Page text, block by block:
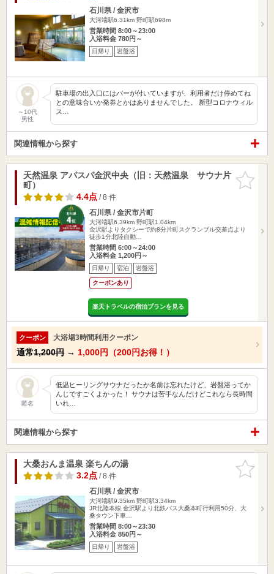
石川県 / 金沢市
大河端駅6.31km 野町駅698m
営業時間 8:00～23:00
入浴料金 780円～
日帰り 岩盤浴
～10代
男性
駐車場の出入口にはバーが付いていますが、利用者だけ停めてね
との意味合いか発券とかはありませんでした。 新型コロナウィル
ス…
関連情報から探す
お気に入
りに追加
天然温泉 アパスパ金沢中央（旧：天然温泉 サウナ片
町）
4.4点/ 8 件
石川県 / 金沢市片町
大河端駅6.39km 野町駅1.04km
金沢駅よりタクシーで約8分片町スクランブル交差点より
徒歩1分北陸自動…
営業時間 6:00～24:00
入浴料金 1,200円～
日帰り 宿泊 岩盤浴
クーポンあり
楽天トラベルの宿泊プランを見る
クーポン 大浴場3時間利用クーポン
通常1,200円 → 1,000円（200円お得！）
匿名
低温ヒーリングサウナだったか名前は忘れたけど、岩盤浴ってか
んじですごくよかった！ サウナは苦手なんだけどこれなら長時間
いれ…
関連情報から探す
お気に入
りに追加
大桑おんま温泉 楽ちんの湯
3.2点/ 8 件
石川県 / 金沢市
大河端駅9.35km 野町駅3.34km
JR北陸本線 金沢駅より北鉄バス大桑本町行利用50分、大
桑タウン下車…
営業時間 8:00～23:30
入浴料金 850円～
日帰り 岩盤浴